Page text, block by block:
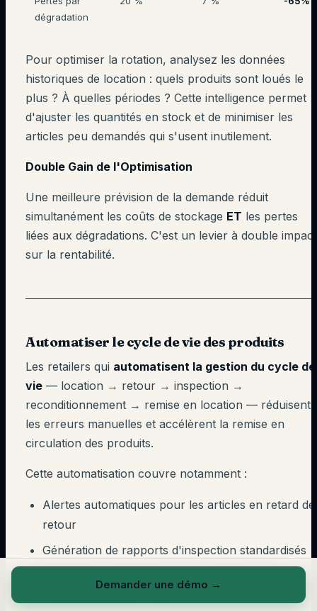
dégradation
Pour optimiser la rotation, analysez les données
historiques de location : quels produits sont loués le
plus ? À quelles périodes ? Cette intelligence permet
d'ajuster les quantités en stock et de minimiser les
articles peu demandés qui s'usent inutilement.
Double Gain de l'Optimisation
Une meilleure prévision de la demande réduit
simultanément les coûts de stockage ET les pertes
liées aux dégradations. C'est un levier à double impact
sur la rentabilité.
Automatiser le cycle de vie des produits
Les retailers qui automatisent la gestion du cycle de
vie — location → retour → inspection →
reconditionnement → remise en location — réduisent
les erreurs manuelles et accélèrent la remise en
circulation des produits.
Cette automatisation couvre notamment :
Alertes automatiques pour les articles en retard de
retour
Génération de rapports d'inspection standardisés
Demander une démo →